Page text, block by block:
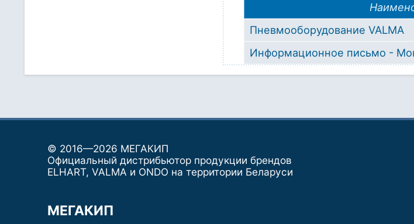
Пневмооборудование VALMA
Информационное письмо -
© 2016—2026 МЕГАКИП
Официальный дистрибьютор продукции брендов
ELHART, VALMA и ONDO на территории Беларуси
МЕГАКИП